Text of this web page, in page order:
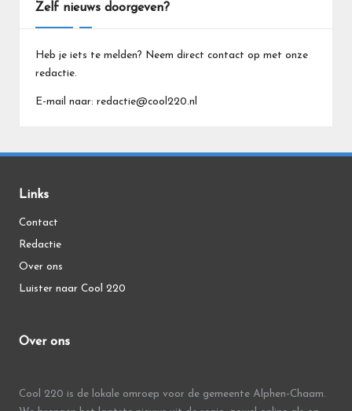
Zelf nieuws doorgeven?
Heb je iets te melden? Neem direct contact op met onze
redactie.
E-mail naar: redactie@cool220.nl
Links
Contact
Redactie
Over ons
Luister naar Cool 220
Over ons
Cool 220 is de lokale omroep voor de gemeente Alphen-Chaam.